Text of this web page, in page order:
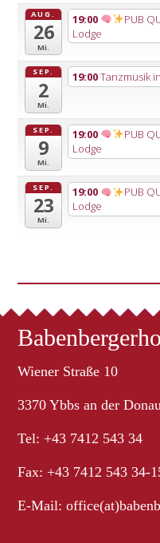
AUG.
26
Mi.
19:00 PUB
Lodge
SEP.
2
Mi.
19:00Tanzmusik
SEP.
9
Mi.
19:00 PUB
Lodge
SEP.
23
Mi.
19:00 PUB
Lodge
Wiener Straße 10
3370 Ybbs an der
Tel: +43 7412 543 34
Fax: +43 7412 543 34-
E-Mail: